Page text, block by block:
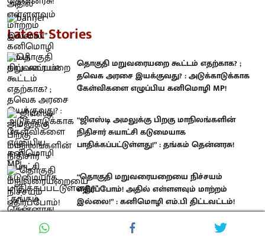
Latest Stories
தொகுதி மறுவரையறை கூட்டம் எதற்காக? ;
தவெக அரசை இயக்குவது? : அடுக்காடுக்காக
கேள்விகளை எழுப்பிய கனிமொழி MP!
“ஜிஎஸ்டி அமலுக்கு பிறகு மாநிலங்களின்
நிதிசார் சுயாட்சி கடுமையாக
பாதிக்கப்பட்டுள்ளது!” : தங்கம் தென்னரசு!
“தொகுதி மறுவரையறையை நிச்சயம்
எதிர்ப்போம்! அதில் எள்ளளவும் மாற்றம்
இல்லை!” : கனிமொழி எம்.பி திட்டவட்டம்!
Related Stories